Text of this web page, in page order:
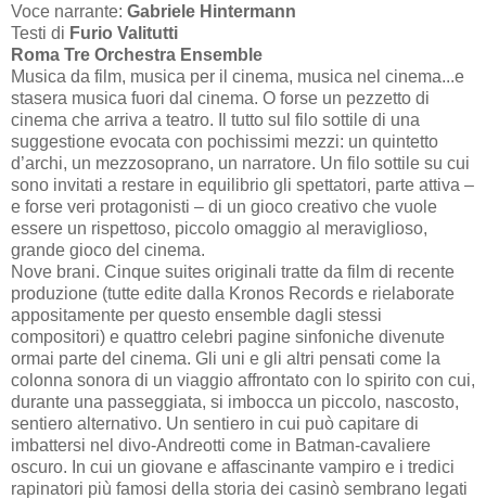
Voce narrante: Gabriele Hintermann
Testi di Furio Valitutti
Roma Tre Orchestra Ensemble
Musica da film, musica per il cinema, musica nel cinema...e
stasera musica fuori dal cinema. O forse un pezzetto di
cinema che arriva a teatro. Il tutto sul filo sottile di una
suggestione evocata con pochissimi mezzi: un quintetto
d’archi, un mezzosoprano, un narratore. Un filo sottile su cui
sono invitati a restare in equilibrio gli spettatori, parte attiva –
e forse veri protagonisti – di un gioco creativo che vuole
essere un rispettoso, piccolo omaggio al meraviglioso,
grande gioco del cinema.
Nove brani. Cinque suites originali tratte da film di recente
produzione (tutte edite dalla Kronos Records e rielaborate
appositamente per questo ensemble dagli stessi
compositori) e quattro celebri pagine sinfoniche divenute
ormai parte del cinema. Gli uni e gli altri pensati come la
colonna sonora di un viaggio affrontato con lo spirito con cui,
durante una passeggiata, si imbocca un piccolo, nascosto,
sentiero alternativo. Un sentiero in cui può capitare di
imbattersi nel divo-Andreotti come in Batman-cavaliere
oscuro. In cui un giovane e affascinante vampiro e i tredici
rapinatori più famosi della storia dei casinò sembrano legati